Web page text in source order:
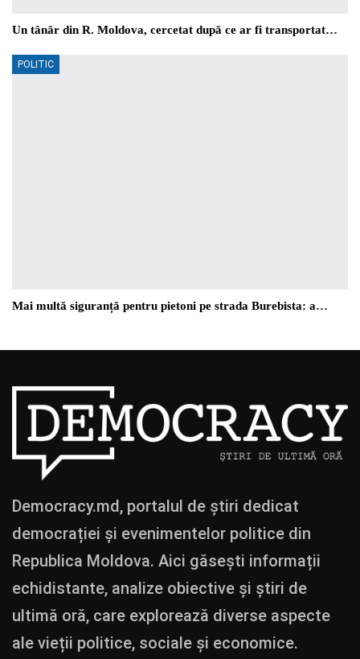
Un tânăr din R. Moldova, cercetat după ce ar fi transportat…
POLITIC
Mai multă siguranță pentru pietoni pe strada Burebista: a…
Democracy.md, portalul de știri dedicat
democrației și evenimentelor politice din
Republica Moldova. Aici găsești informații
echidistante, analize obiective și știri de
ultimă oră, care explorează diverse aspecte
ale vieții politice, sociale și economice.